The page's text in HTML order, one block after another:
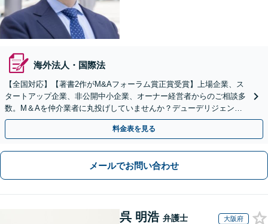
海外法人・国際法
【全国対応】【著書2作がM&Aフォーラム賞正賞受賞】上場企業、ス
タートアップ企業、非公開中小企業、オーナー経営者からのご相談多
数。M＆Aを仲介業者に丸投げしていませんか？デューデリジェンス
や契約書作成・交渉はお任せください【初回無料】
料金表を見る
メールでお問い合わせ
呉 明浩 弁護士 大阪府